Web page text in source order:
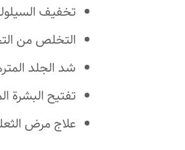
تخفيف
التخلص من
شد الجلد
تفتيح البشرة
علاج مرض